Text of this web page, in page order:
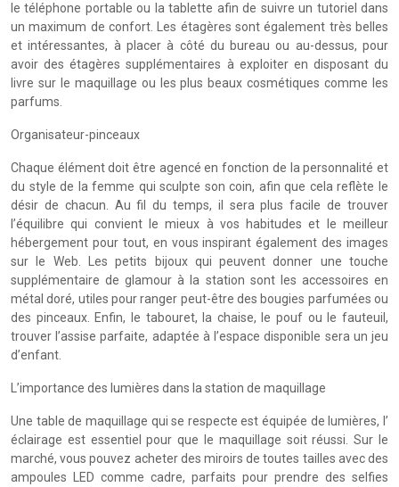
le téléphone portable ou la tablette afin de suivre un tutoriel dans
un maximum de confort. Les étagères sont également très belles
et intéressantes, à placer à côté du bureau ou au-dessus, pour
avoir des étagères supplémentaires à exploiter en disposant du
livre sur le maquillage ou les plus beaux cosmétiques comme les
parfums.
Organisateur-pinceaux
Chaque élément doit être agencé en fonction de la personnalité et
du style de la femme qui sculpte son coin, afin que cela reflète le
désir de chacun. Au fil du temps, il sera plus facile de trouver
l’équilibre qui convient le mieux à vos habitudes et le meilleur
hébergement pour tout, en vous inspirant également des images
sur le Web. Les petits bijoux qui peuvent donner une touche
supplémentaire de glamour à la station sont les accessoires en
métal doré, utiles pour ranger peut-être des bougies parfumées ou
des pinceaux. Enfin, le tabouret, la chaise, le pouf ou le fauteuil,
trouver l’assise parfaite, adaptée à l’espace disponible sera un jeu
d’enfant.
L’importance des lumières dans la station de maquillage
Une table de maquillage qui se respecte est équipée de lumières, l’
éclairage est essentiel pour que le maquillage soit réussi. Sur le
marché, vous pouvez acheter des miroirs de toutes tailles avec des
ampoules LED comme cadre, parfaits pour prendre des selfies